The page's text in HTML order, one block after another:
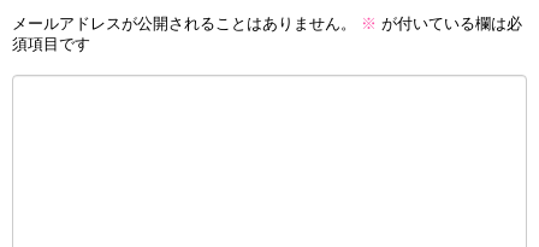
メールアドレスが公開されることはありません。 ※ が付いている欄は必
須項目です